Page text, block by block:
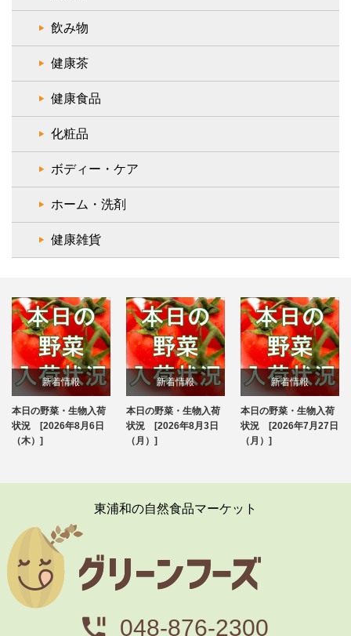
飲み物
健康茶
健康食品
化粧品
ボディー・ケア
ホーム・洗剤
健康雑貨
新着情報
ブログ
本日の野菜・生物入荷
状況 [2026年8月6日
（木）]
新着情報
ブログ
本日の野菜・生物入荷
状況 [2026年8月3日
（月）]
新着情報
ブログ
本日の野菜・生物入荷
状況 [2026年7月27日
（月）]
東浦和の自然食品マーケット
048-876-2300